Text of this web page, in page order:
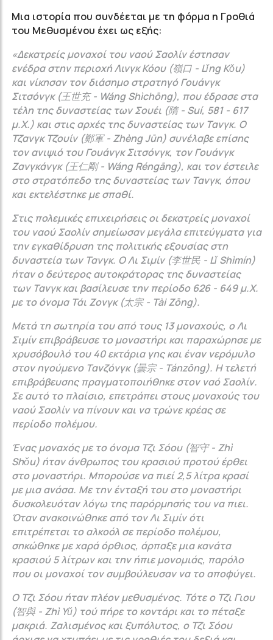
Μια ιστορία που συνδέεται με τη φόρμα η Γροθιά
του Μεθυσμένου έχει ως εξής:
«Δεκατρείς μοναχοί του ναού Σαολίν έστησαν
ενέδρα στην περιοχή Λινγκ Κόου (嶺口 - Lǐng Kǒu)
και νίκησαν τον διάσημο στρατηγό Γουάνγκ
Σιτσόνγκ (王世充 - Wáng Shìchōng), που έδρασε στα
τέλη της δυναστείας των Σουέι (隋 - Suí, 581 - 617
μ.Χ.) και στις αρχές της δυναστείας των Τανγκ. Ο
Τζανγκ Τζουίν (鄭軍 - Zhèng Jūn) συνέλαβε επίσης
τον ανιψιό του Γουάνγκ Σιτσόνγκ, τον Γουάνγκ
Ζανγκάνγκ (王仁剛 - Wáng Réngāng), και τον έστειλε
στο στρατόπεδο της δυναστείας των Τανγκ, όπου
και εκτελέστηκε με σπαθί.
Στις πολεμικές επιχειρήσεις οι δεκατρείς μοναχοί
του ναού Σαολίν σημείωσαν μεγάλα επιτεύγματα για
την εγκαθίδρυση της πολιτικής εξουσίας στη
δυναστεία των Τανγκ. Ο Λι Σιμίν (李世民 - Lǐ Shìmín)
ήταν ο δεύτερος αυτοκράτορας της δυναστείας
των Τανγκ και βασίλευσε την περίοδο 626 - 649 μ.Χ.
με το όνομα Τάι Ζονγκ (太宗 - Tài Zōng).
Μετά τη σωτηρία του από τους 13 μοναχούς, ο Λι
Σιμίν επιβράβευσε το μοναστήρι και παραχώρησε με
χρυσόβουλό του 40 εκτάρια γης και έναν νερόμυλο
στον ηγούμενο Τανζόνγκ (曇宗 - Tánzōng). Η τελετή
επιβράβευσης πραγματοποιήθηκε στον ναό Σαολίν.
Σε αυτό το πλαίσιο, επετράπει στους μοναχούς του
ναού Σαολίν να πίνουν και να τρώνε κρέας σε
περίοδο πολέμου.
Ένας μοναχός με το όνομα Τζι Σόου (智守 - Zhì
Shǒu) ήταν άνθρωπος του κρασιού προτού έρθει
στο μοναστήρι. Μπορούσε να πιεί 2,5 λίτρα κρασί
με μια ανάσα. Με την ένταξή του στο μοναστήρι
δυσκολευόταν λόγω της παρόρμησής του να πιει.
Όταν ανακοινώθηκε από τον Λι Σιμίν ότι
επιτρέπεται το αλκοόλ σε περίοδο πολέμου,
σηκώθηκε με χαρά όρθιος, άρπαξε μια κανάτα
κρασιού 5 λίτρων και την ήπιε μονομιάς, παρόλο
που οι μοναχοί τον συμβούλευσαν να το αποφύγει.
Ο Τζι Σόου ήταν πλέον μεθυσμένος. Τότε ο Τζι Γιου
(智與 - Zhì Yǔ) τού πήρε το κοντάρι και το πέταξε
μακριά. Ζαλισμένος και ξυπόλυτος, ο Τζι Σόου